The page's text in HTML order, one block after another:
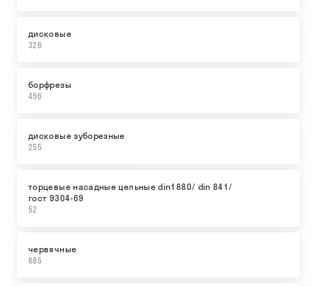
дисковые
326
борфрезы
496
дисковые зуборезные
255
торцевые насадные цельные din1880/ din 841/
гост 9304-69
52
червячные
685